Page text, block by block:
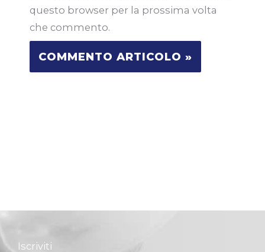
questo browser per la prossima volta
che commento.
Iscriviti